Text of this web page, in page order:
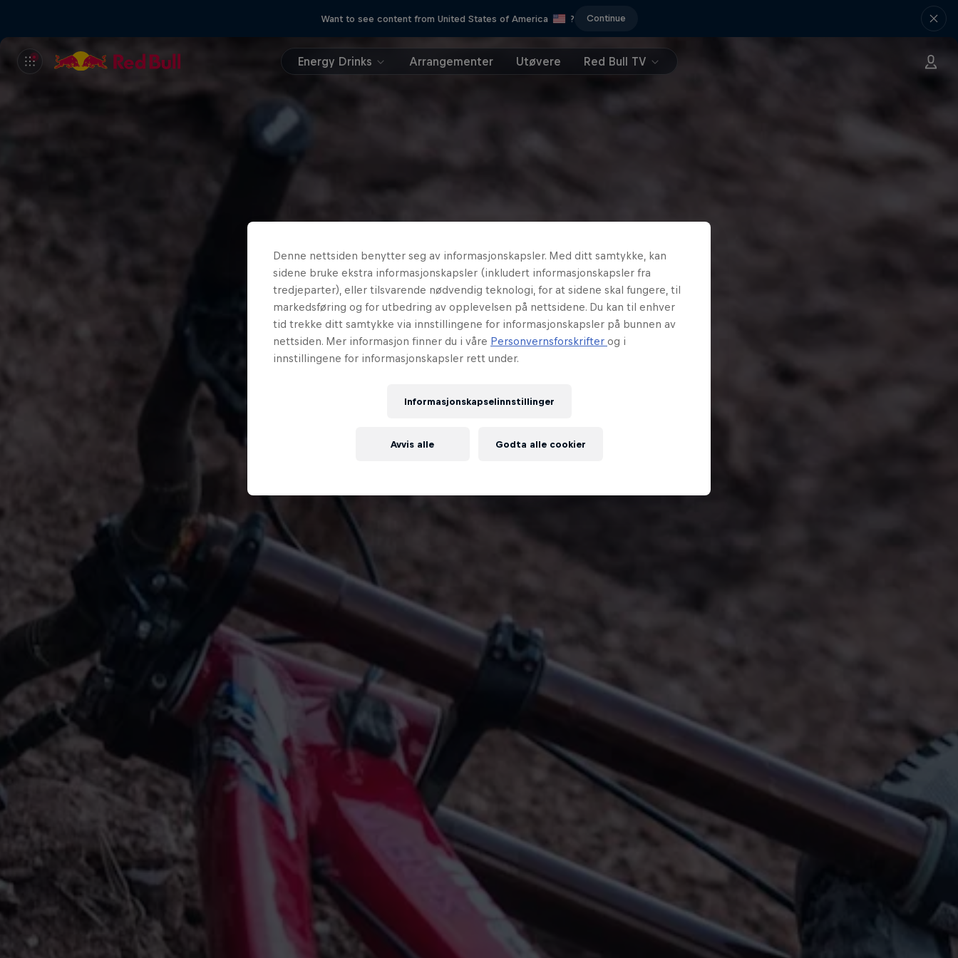
Want to see content from United States of America ? Continue
Energy Drinks Arrangementer Utøvere Red Bull TV
Denne nettsiden benytter seg av informasjonskapsler. Med ditt samtykke, kan
sidene bruke ekstra informasjonskapsler (inkludert informasjonskapsler fra
tredjeparter), eller tilsvarende nødvendig teknologi, for at sidene skal fungere, til
markedsføring og for utbedring av opplevelsen på nettsidene. Du kan til enhver
tid trekke ditt samtykke via innstillingene for informasjonskapsler på bunnen av
nettsiden. Mer informasjon finner du i våre Personvernsforskrifter og i
innstillingene for informasjonskapsler rett under.
Informasjonskapselinnstillinger
Avvis alle Godta alle cookier